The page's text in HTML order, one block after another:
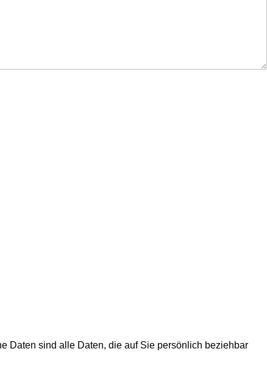
Daten sind alle Daten, die auf Sie persönlich beziehbar